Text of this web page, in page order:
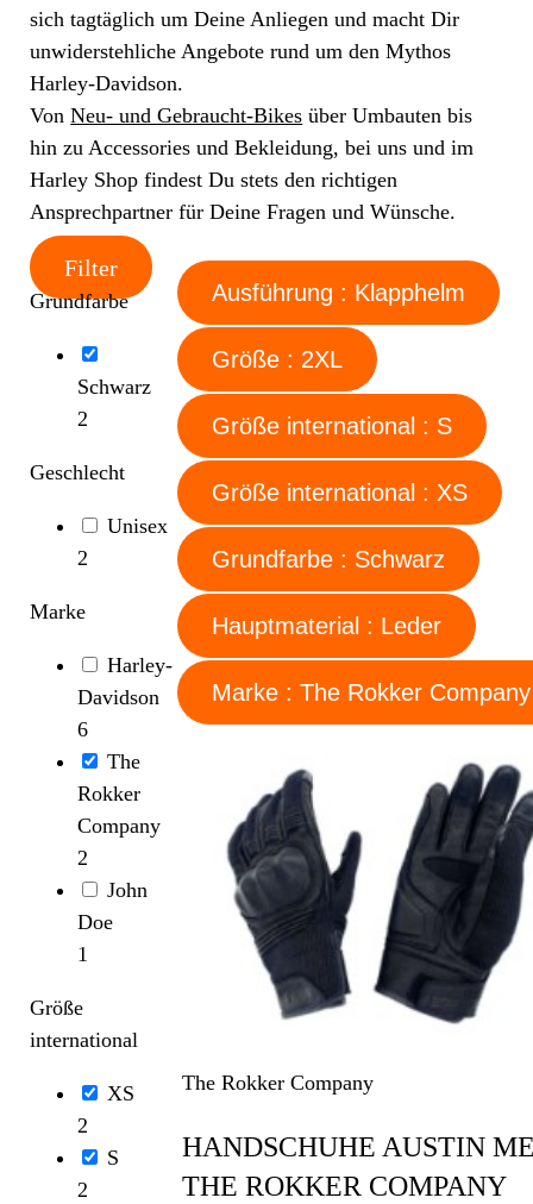
sich tagtäglich um Deine Anliegen und macht Dir
unwiderstehliche Angebote rund um den Mythos
Harley-Davidson.
VonNeu- und Gebraucht-Bikes über Umbauten bis
hin zu Accessories und Bekleidung, bei uns und im
Harley Shop findest Du stets den richtigen
Ansprechpartner für Deine Fragen und Wünsche.
Filter
Grundfarbe
Schwarz
2
Geschlecht
Unisex
2
Marke
Harley-
Davidson
6
The
Rokker
Company
2
John
Doe
1
Größe
international
XS
2
S
2
Ausführung : Klapphelm
Größe : 2XL
Größe international : S
Größe international : XS
Grundfarbe : Schwarz
Hauptmaterial : Leder
Marke : The Rokker Company
The Rokker Company
HANDSCHUHE AUSTIN
THE ROKKER COMPANY